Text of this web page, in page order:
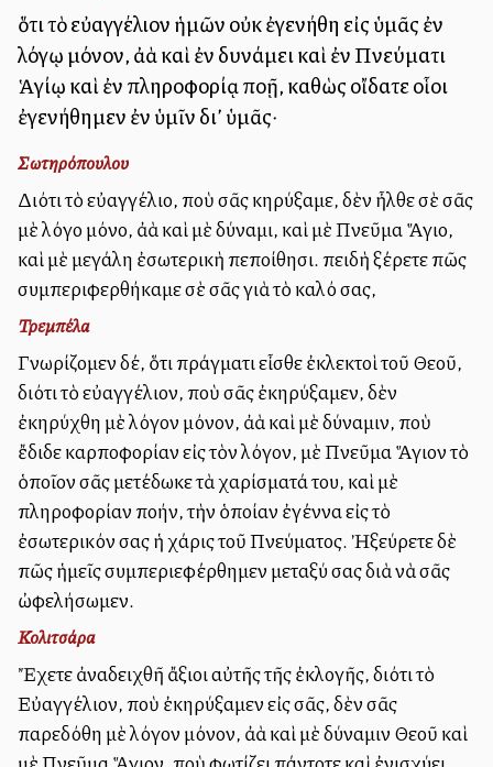
ὅτι τὸ εὐαγγέλιον ἡμῶν οὐκ ἐγενήθη εἰς ὑμᾶς ἐν
λόγῳ μόνον, ἀλλὰ καὶ ἐν δυνάμει καὶ ἐν Πνεύματι
Ἁγίῳ καὶ ἐν πληροφορίᾳ πολλῇ, καθὼς οἴδατε οἷοι
ἐγενήθημεν ἐν ὑμῖν δι’ ὑμᾶς·
Σωτηρόπουλου
Διότι τὸ εὐαγγέλιο, ποὺ σᾶς κηρύξαμε, δὲν ἦλθε σὲ σᾶς
μὲ λόγο μόνο, ἀλλὰ καὶ μὲ δύναμι, καὶ μὲ Πνεῦμα Ἅγιο,
καὶ μὲ μεγάλη ἐσωτερικὴ πεποίθησι. Ἐπειδὴ ξέρετε πῶς
συμπεριφερθήκαμε σὲ σᾶς γιὰ τὸ καλό σας,
Τρεμπέλα
Γνωρίζομεν δέ, ὅτι πράγματι εἶσθε ἐκλεκτοὶ τοῦ Θεοῦ,
διότι τὸ εὐαγγέλιον, ποὺ σᾶς ἐκηρύξαμεν, δὲν
ἐκηρύχθη μὲ λόγον μόνον, ἀλλὰ καὶ μὲ δύναμιν, ποὺ
ἔδιδε καρποφορίαν εἰς τὸν λόγον, μὲ Πνεῦμα Ἅγιον τὸ
ὁποῖον σᾶς μετέδωκε τὰ χαρίσματά του, καὶ μὲ
πληροφορίαν πολλήν, τὴν ὁποίαν ἐγέννα εἰς τὸ
ἐσωτερικόν σας ἡ χάρις τοῦ Πνεύματος. Ἠξεύρετε δὲ
πῶς ἡμεῖς συμπεριεφέρθημεν μεταξύ σας διὰ νὰ σᾶς
ὠφελήσωμεν.
Κολιτσάρα
Ἔχετε ἀναδειχθῆ ἄξιοι αὐτῆς τῆς ἐκλογῆς, διότι τὸ
Εὐαγγέλιον, ποὺ ἐκηρύξαμεν εἰς σᾶς, δὲν σᾶς
παρεδόθη μὲ λόγον μόνον, ἀλλὰ καὶ μὲ δύναμιν Θεοῦ καὶ